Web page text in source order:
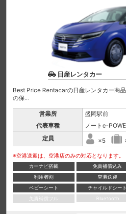
日産レンタカー
Best Price Rentacarの日産レンタカー商
の保...
営業所
盛岡駅前
代表車種
ノートe-
定員
×5
※空港送迎は、空港店のみの対応となります。
カーナビ搭載 免責補償込み
利用者割
空港送迎
ベビーシート
チャイルドシート
免責補償フル
Bluetooth